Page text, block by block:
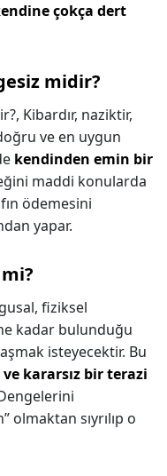
çokça dert
midir?
Kibardır, naziktir,
ve en uygun
kendinden emin bir
maddi konularda
ödemesini
yapar.
fiziksel
kadar bulunduğu
isteyecektir. Bu
kararsız bir terazi
olmaktan sıyrılıp o